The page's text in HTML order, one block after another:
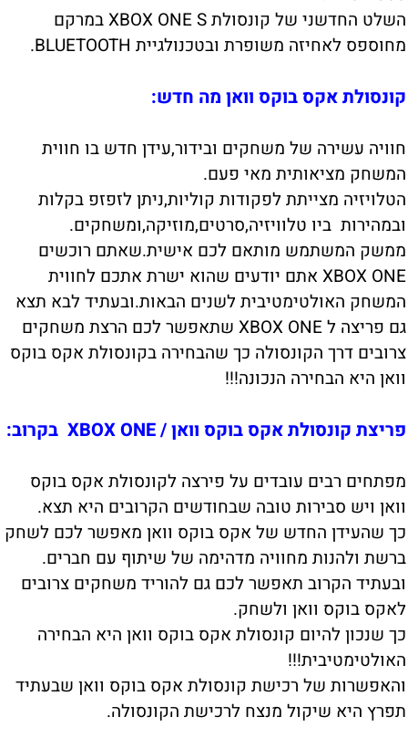
השלט החדשני של קונסולת XBOX ONE S במרקם
מחוספס לאחיזה משופרת ובטכנולגיית BLUETOOTH.
קונסולת אקס בוקס וואן מה חדש:
חוויה עשירה של משחקים ובידור,עידן חדש בו חווית
המשחק מציאותית מאי פעם.
הטלויזיה מצייתת לפקודות קוליות,ניתן לזפזפ בקלות
ובמהירות ביו טלוויזיה,סרטים,מוזיקה,ומשחקים.
ממשק המשתמש מותאם לכם אישית.שאתם רוכשים
XBOX ONE אתם יודעים שהוא ישרת אתכם לחווית
המשחק האולטימטיבית לשנים הבאות.ובעתיד לבא תצא
גם פריצה ל XBOX ONE שתאפשר לכם הרצת משחקים
צרובים דרך הקונסולה כך שהבחירה בקונסולת אקס בוקס
וואן היא הבחירה הנכונה!!!
פריצת קונסולת אקס בוקס וואן / XBOX ONE בקרוב:
מפתחים רבים עובדים על פירצה לקונסולת אקס בוקס
וואן ויש סבירות טובה שבחודשים הקרובים היא תצא.
כך שהעידן החדש של אקס בוקס וואן מאפשר לכם לשחק
ברשת ולהנות מחוויה מדהימה של שיתוף עם חברים.
ובעתיד הקרוב תאפשר לכם גם להוריד משחקים צרובים
לאקס בוקס וואן ולשחק.
כך שנכון להיום קונסולת אקס בוקס וואן היא הבחירה
האולטימטיבית!!!
והאפשרות של רכישת קונסולת אקס בוקס וואן שבעתיד
תפרץ היא שיקול מנצח לרכישת הקונסולה.